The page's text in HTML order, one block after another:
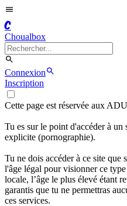
C
Choualbox
Connexion
Inscription
Cette page est réservée aux
Tu es sur le point d'accéder à
explicite (pornographie).
Tu ne dois accéder à ce site que
l'âge légal pour visionner ce
locale, l’âge le plus élevé étant
garantis que tu ne permettras
ces services.